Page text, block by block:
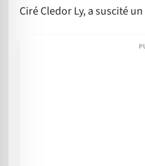
Ciré Cledor Ly, a suscité